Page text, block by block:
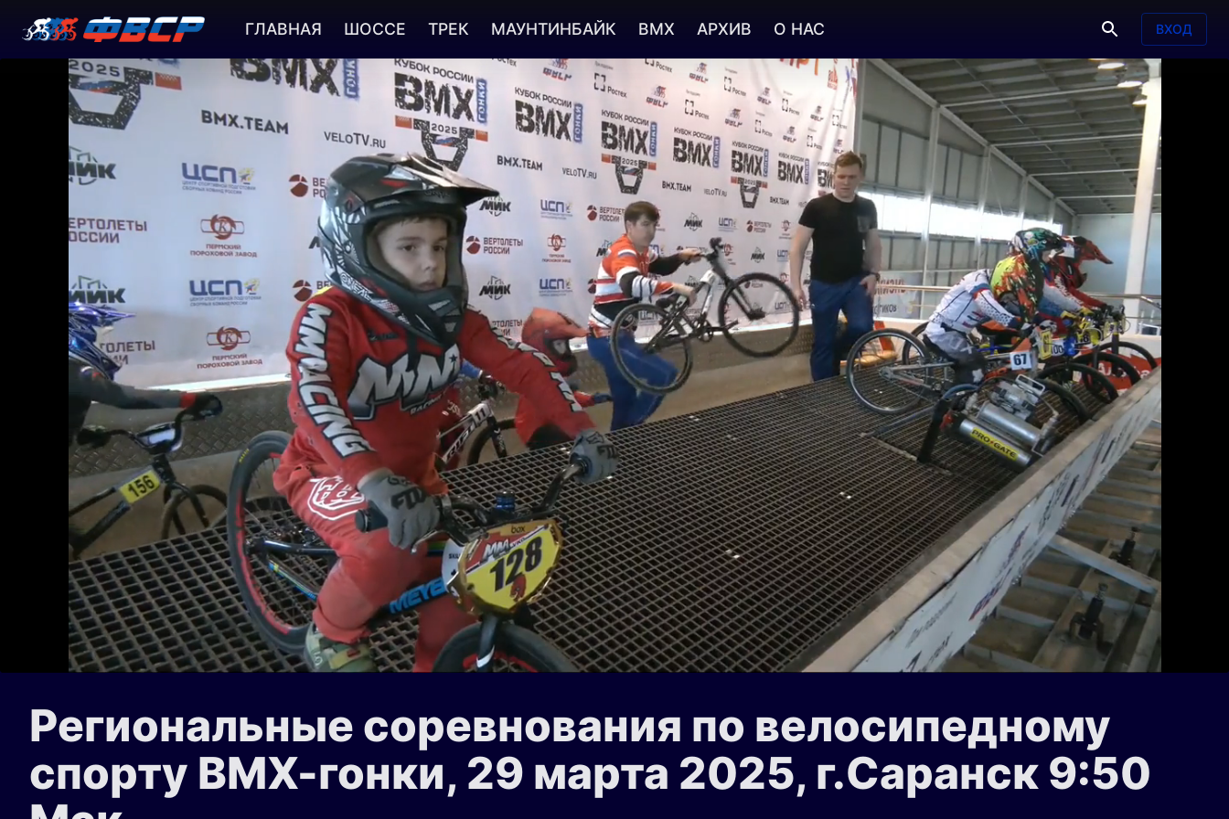
Региональные соревнования по велосипедному
спорту ВМХ-гонки, 29 марта 2025, г.Cаранск 9:50
ГЛАВНАЯ ШОССЕ ТРЕК МАУНТИНБАЙК BMX АРХИВ О НАС ВХОД